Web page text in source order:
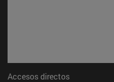
Accesos directos